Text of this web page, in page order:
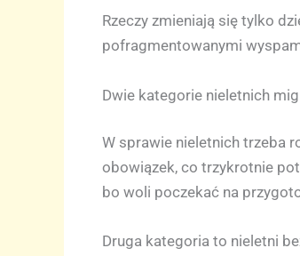
Rzeczy zmieniają się tylko
pofragmentowanymi
Dwie kategorie nieletnich
W sprawie nieletnich trzeba
obowiązek, co trzykrotnie
bo woli poczekać na
Druga kategoria to nieletni